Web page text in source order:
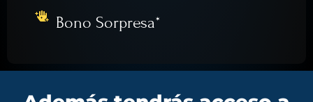
Bono Sorpresa*